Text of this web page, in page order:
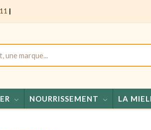
|
NOURRISSEMENT LA